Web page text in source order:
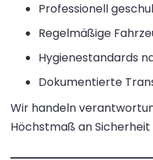
Professionell
Regelmäßige
Hygienestandards
Dokumentierte
Wir handeln
Höchstmaß an